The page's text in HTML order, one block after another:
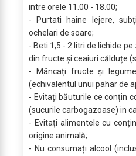
intre orele 11.00 - 18.00;
- Purtati haine lejere,
ochelari de soare;
- Beti 1,5 - 2 litri de lichide
din fructe și ceaiuri călduțe
- Mâncați fructe și
(echivalentul unui pahar de
- Evitați băuturile ce conțin
(sucurile carbogazoase) in
- Evitați alimentele cu
origine animală;
- Nu consumați alcool